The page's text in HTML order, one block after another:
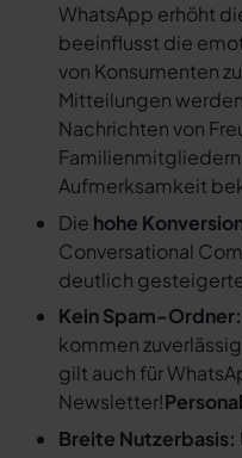
WhatsApp erhöht
beeinflusst die
von Konsumenten
Mitteilungen
Nachrichten von
Aufmerksamkeit
Die hohe
Conversational
deutlich
Kein Spam-Ordner:
kommen
gilt auch für
Newsletter!
Breite Nutzerbasis: